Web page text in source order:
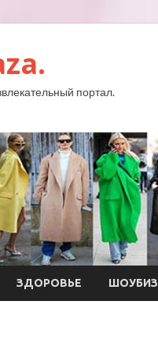
портал.
ЗДОРОВЬЕ ШОУБИЗ